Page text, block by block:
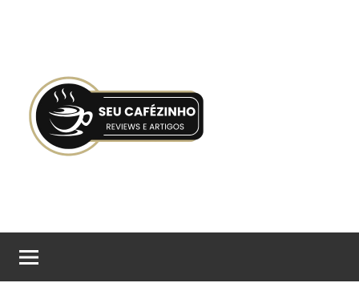
conteúdo
Seu
Cafézinho
tomar
boas